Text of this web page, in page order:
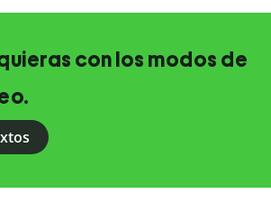
con los modos de